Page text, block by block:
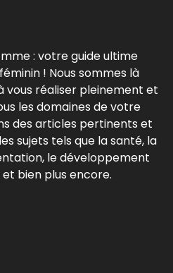
: votre guide ultime
! Nous sommes là
vous réaliser pleinement et
les domaines de votre
des articles pertinents et
sujets tels que la santé, la
le développement
bien plus encore.